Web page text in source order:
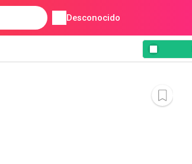
Desconocido